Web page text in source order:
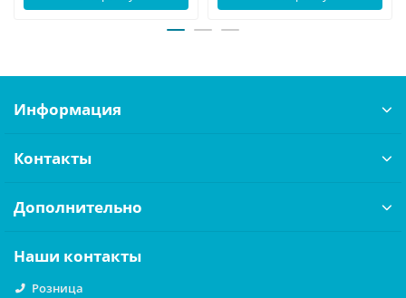
Информация
Контакты
Дополнительно
Наши контакты
Розница